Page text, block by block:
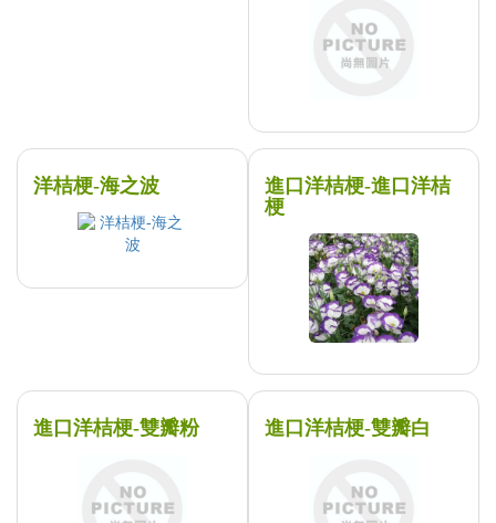
洋桔梗-海之波
進口洋桔梗-進口洋桔
梗
進口洋桔梗-雙瓣粉 進口洋桔梗-雙瓣白